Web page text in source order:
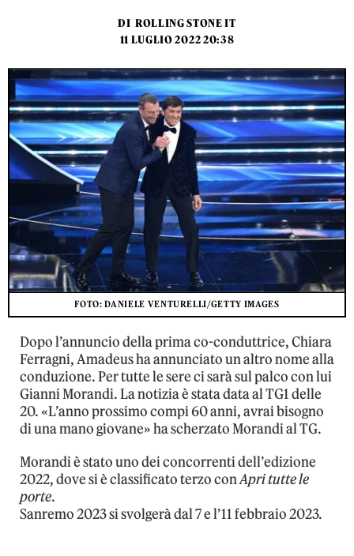
DI ROLLING STONE IT
11 LUGLIO 2022 20:38
FOTO: DANIELE VENTURELLI/GETTY IMAGES
Dopo l’annuncio della prima co-conduttrice, Chiara
Ferragni, Amadeus ha annunciato un altro nome alla
conduzione. Per tutte le sere ci sarà sul palco con lui
Gianni Morandi. La notizia è stata data al TG1 delle
20. «L’anno prossimo compi 60 anni, avrai bisogno
di una mano giovane» ha scherzato Morandi al TG.
Morandi è stato uno dei concorrenti dell’edizione
2022, dove si è classificato terzo conApri tutte le
porte.
Sanremo 2023 si svolgerà dal 7 e l’11 febbraio 2023.